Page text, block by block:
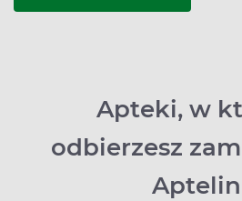
Apteki, w
odbierzesz